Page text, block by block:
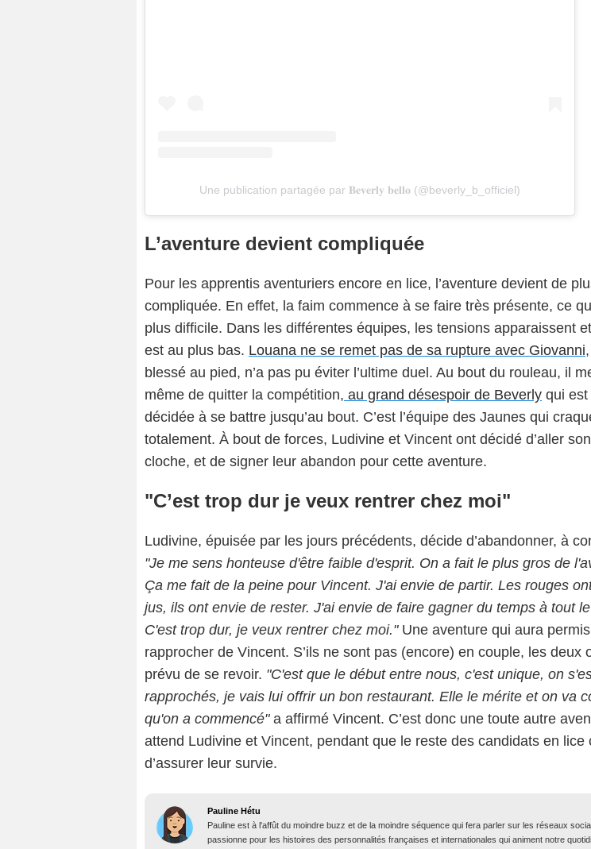
Une publication partagée par 𝐁𝐞𝐯𝐞𝐫𝐥𝐲 𝐛𝐞𝐥𝐥𝐨 (@beverly_b_officiel)
L’aventure devient compliquée
Pour les apprentis aventuriers encore en lice, l’aventure devient de
compliquée. En effet, la faim commence à se faire très présente, ce
plus difficile. Dans les différentes équipes, les tensions apparaissent
est au plus bas. Louana ne se remet pas de sa rupture avec Giovanni
blessé au pied, n’a pas pu éviter l’ultime duel. Au bout du rouleau, il
même de quitter la compétition, au grand désespoir de Beverly qui est
décidée à se battre jusqu’au bout. C’est l’équipe des Jaunes qui
totalement. À bout de forces, Ludivine et Vincent ont décidé d’aller
cloche, et de signer leur abandon pour cette aventure.
"C’est trop dur je veux rentrer chez moi"
Ludivine, épuisée par les jours précédents, décide d’abandonner, à
"Je me sens honteuse d'être faible d'esprit. On a fait le plus gros de
Ça me fait de la peine pour Vincent. J'ai envie de partir. Les rouges
jus, ils ont envie de rester. J'ai envie de faire gagner du temps à tout
C'est trop dur, je veux rentrer chez moi."Une aventure qui aura
rapprocher de Vincent. S’ils ne sont pas (encore) en couple, les deux
prévu de se revoir. "C'est que le début entre nous, c'est unique, on
rapprochés, je vais lui offrir un bon restaurant. Elle le mérite et on va
qu'on a commencé" a affirmé Vincent. C’est donc une toute autre
attend Ludivine et Vincent, pendant que le reste des candidats en lice
d’assurer leur survie.
Pauline Hétu
Pauline est à l'affût du moindre buzz et de la moindre séquence qui fera parler sur les réseaux
passionne pour les histoires des personnalités françaises et internationales qui animent notre